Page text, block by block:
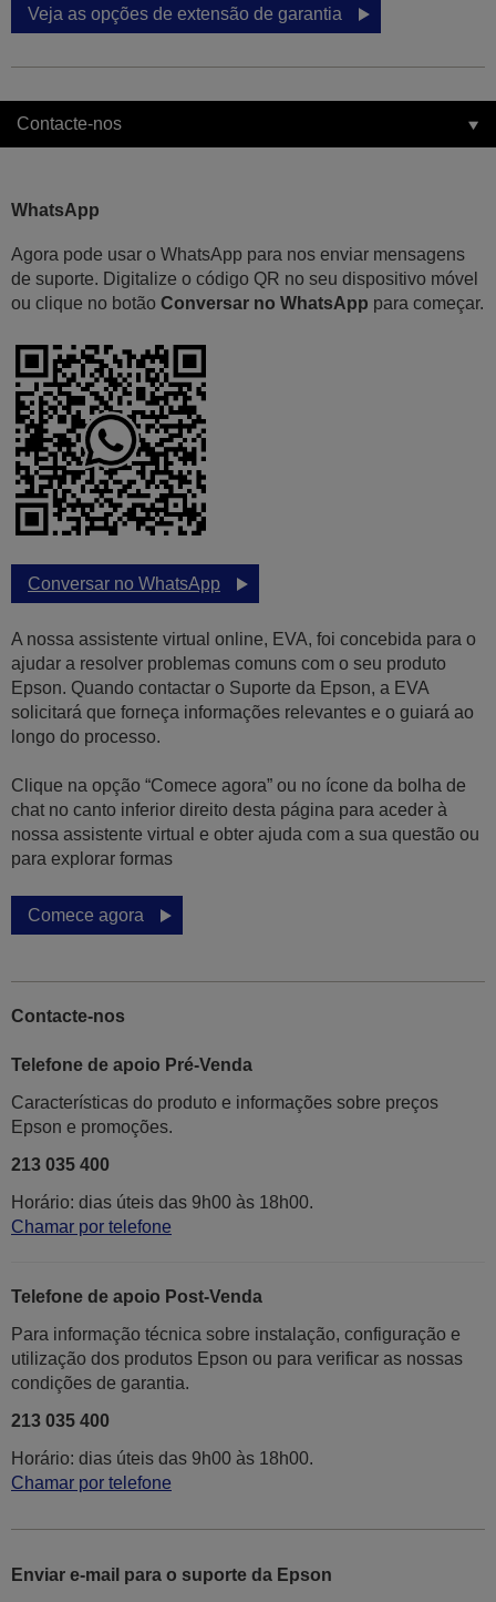
Veja as opções de extensão de garantia
Contacte-nos
WhatsApp
Agora pode usar o WhatsApp para nos enviar mensagens
de suporte. Digitalize o código QR no seu dispositivo móvel
ou clique no botão Conversar no WhatsApp para começar.
Conversar no WhatsApp
A nossa assistente virtual online, EVA, foi concebida para o
ajudar a resolver problemas comuns com o seu produto
Epson. Quando contactar o Suporte da Epson, a EVA
solicitará que forneça informações relevantes e o guiará ao
longo do processo.
Clique na opção “Comece agora” ou no ícone da bolha de
chat no canto inferior direito desta página para aceder à
nossa assistente virtual e obter ajuda com a sua questão ou
para explorar formas
Comece agora
Contacte-nos
Telefone de apoio Pré-Venda
Características do produto e informações sobre preços
Epson e promoções.
213 035 400
Horário: dias úteis das 9h00 às 18h00.
Chamar por telefone
Telefone de apoio Post-Venda
Para informação técnica sobre instalação, configuração e
utilização dos produtos Epson ou para verificar as nossas
condições de garantia.
213 035 400
Horário: dias úteis das 9h00 às 18h00.
Chamar por telefone
Enviar e-mail para o suporte da Epson